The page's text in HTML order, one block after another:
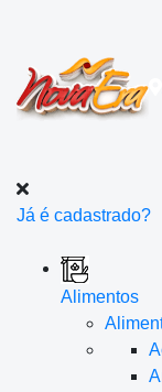
Já é cadastrado?
Alimentos